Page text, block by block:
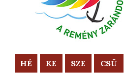
HÉ KE SZE CSÜ